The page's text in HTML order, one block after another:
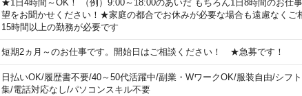
★1日4時間～OK！ （例）9:00～18:00のあいだ もちろん1日8時間のお仕
望をお聞かせください！★家庭の都合でお休みが必要な場合も遠慮なく
15時間以上の勤務が必要です
短期2ヵ月～のお仕事です。開始日はご相談ください！ ★急募です！
日払いOK/履歴書不要/40～50代活躍中/副業・WワークOK/服装自由/シフ
集/電話対応なし/パソコンスキル不要